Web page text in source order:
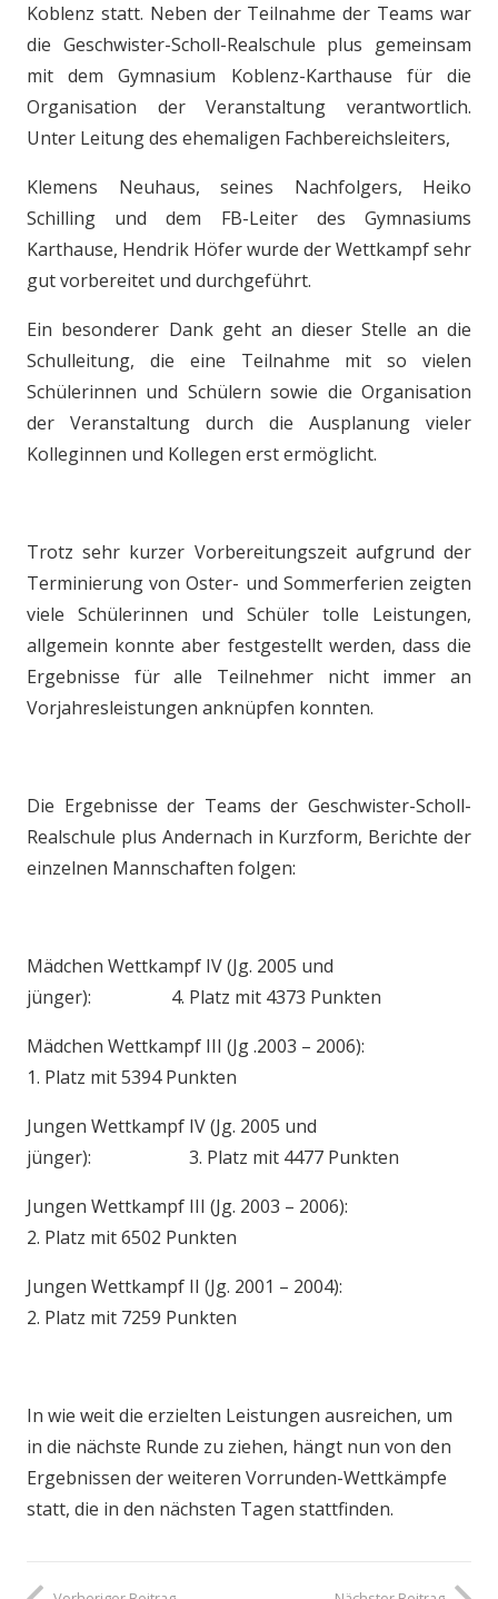
Koblenz statt. Neben der Teilnahme der Teams war
die Geschwister-Scholl-Realschule plus gemeinsam
mit dem Gymnasium Koblenz-Karthause für die
Organisation der Veranstaltung verantwortlich.
Unter Leitung des ehemaligen Fachbereichsleiters,
Klemens Neuhaus, seines Nachfolgers, Heiko
Schilling und dem FB-Leiter des Gymnasiums
Karthause, Hendrik Höfer wurde der Wettkampf sehr
gut vorbereitet und durchgeführt.
Ein besonderer Dank geht an dieser Stelle an die
Schulleitung, die eine Teilnahme mit so vielen
Schülerinnen und Schülern sowie die Organisation
der Veranstaltung durch die Ausplanung vieler
Kolleginnen und Kollegen erst ermöglicht.
Trotz sehr kurzer Vorbereitungszeit aufgrund der
Terminierung von Oster- und Sommerferien zeigten
viele Schülerinnen und Schüler tolle Leistungen,
allgemein konnte aber festgestellt werden, dass die
Ergebnisse für alle Teilnehmer nicht immer an
Vorjahresleistungen anknüpfen konnten.
Die Ergebnisse der Teams der Geschwister-Scholl-
Realschule plus Andernach in Kurzform, Berichte der
einzelnen Mannschaften folgen:
Mädchen Wettkampf IV (Jg. 2005 und
jünger): 4. Platz mit 4373 Punkten
Mädchen Wettkampf III (Jg .2003 – 2006):
1. Platz mit 5394 Punkten
Jungen Wettkampf IV (Jg. 2005 und
jünger): 3. Platz mit 4477 Punkten
Jungen Wettkampf III (Jg. 2003 – 2006):
2. Platz mit 6502 Punkten
Jungen Wettkampf II (Jg. 2001 – 2004):
2. Platz mit 7259 Punkten
In wie weit die erzielten Leistungen ausreichen, um
in die nächste Runde zu ziehen, hängt nun von den
Ergebnissen der weiteren Vorrunden-Wettkämpfe
statt, die in den nächsten Tagen stattfinden.